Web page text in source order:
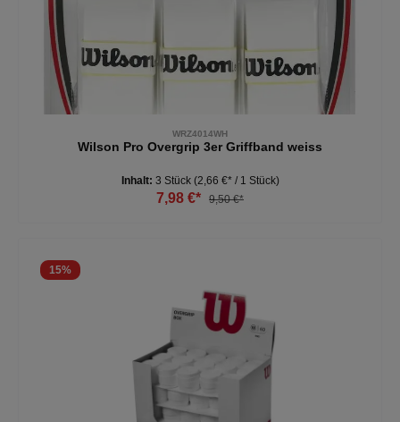
WRZ4014WH
Wilson Pro Overgrip 3er Griffband weiss
Inhalt: 3 Stück (2,66 €* / 1 Stück)
7,98 €* 9,50 €*
15%